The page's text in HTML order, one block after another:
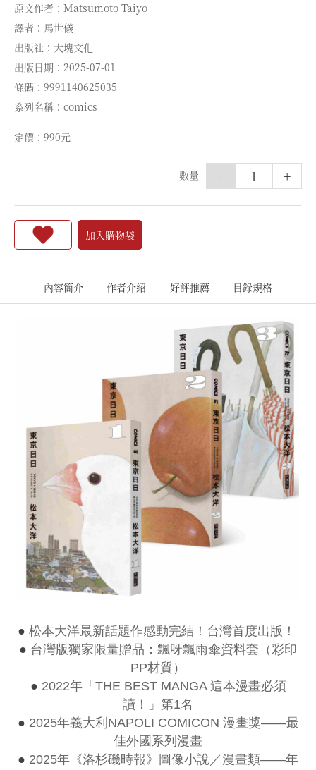
原文作者：Matsumoto Taiyo
譯者：馬世儀
出版社：大塊文化
出版日期：2025-07-01
條碼：9991140625035
系列名稱：comics
定價：990元
數量 +
-
加入購物袋
內容簡介 作者介紹 好評推薦 目錄規格
● 松本大洋最新話題作感動完結！台灣首度出版！
● 台灣版獨家限量贈品：飄呀飄雨傘資料套（彩印
PP材質）
● 2022年「THE BEST MANGA 這本漫畫必須
讀！」第1名
● 2025年義大利NAPOLI COMICON 漫畫獎——最
佳外國系列漫畫
● 2025年《洛杉磯時報》圖像小說／漫畫類——年